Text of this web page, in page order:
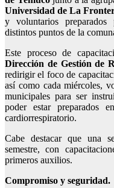
Universidad de La
y voluntarios preparados
distintos puntos de la
Este proceso de
Dirección de Gestión de
redirigir el foco de
así como cada miércoles,
municipales para ser
poder estar preparados
cardiorrespiratorio.
Cabe destacar que una
semestre, con
primeros auxilios.
Compromiso y seguridad.